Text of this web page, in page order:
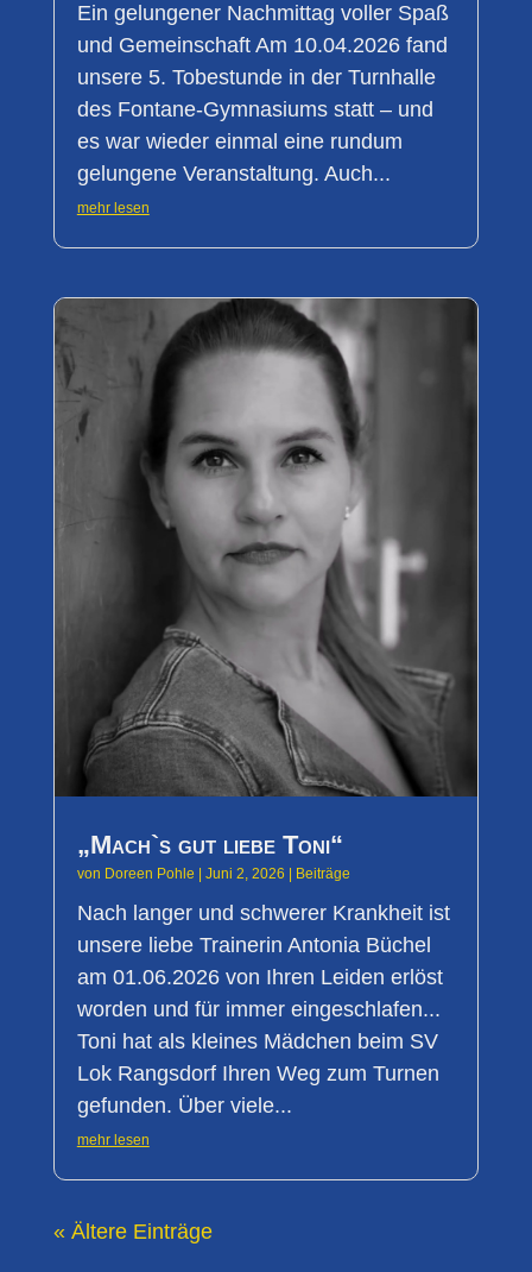
Ein gelungener Nachmittag voller Spaß
und Gemeinschaft Am 10.04.2026 fand
unsere 5. Tobestunde in der Turnhalle
des Fontane-Gymnasiums statt – und
es war wieder einmal eine rundum
gelungene Veranstaltung. Auch...
mehr lesen
„Mach`s gut liebe Toni“
von Doreen Pohle Juni 2, 2026 Beiträge
Nach langer und schwerer Krankheit ist
unsere liebe Trainerin Antonia Büchel
am 01.06.2026 von Ihren Leiden erlöst
worden und für immer eingeschlafen...
Toni hat als kleines Mädchen beim SV
Lok Rangsdorf Ihren Weg zum Turnen
gefunden. Über viele...
mehr lesen
« Ältere Einträge